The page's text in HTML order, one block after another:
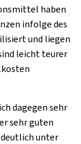
haben
infolge des
und liegen
leicht teurer
dagegen sehr
sehr guten
unter